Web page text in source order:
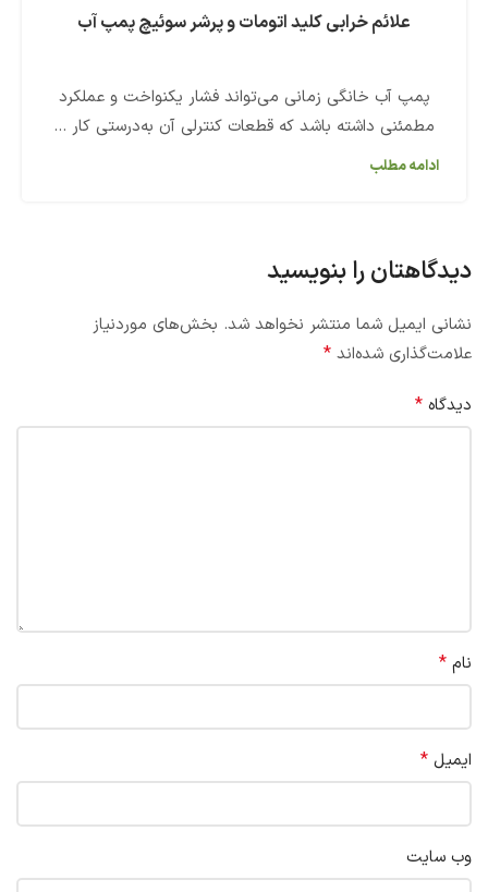
علائم خرابی کلید اتومات و پرشر سوئیچ پمپ آب
پمپ آب خانگی زمانی می‌تواند فشار یکنواخت و عملکرد
مطمئنی داشته باشد که قطعات کنترلی آن به‌درستی کار ...
ادامه مطلب
دیدگاهتان را بنویسید
نشانی ایمیل شما منتشر نخواهد شد. بخش‌های موردنیاز
علامت‌گذاری شده‌اند *
دیدگاه *
نام *
ایمیل *
وب‌ سایت